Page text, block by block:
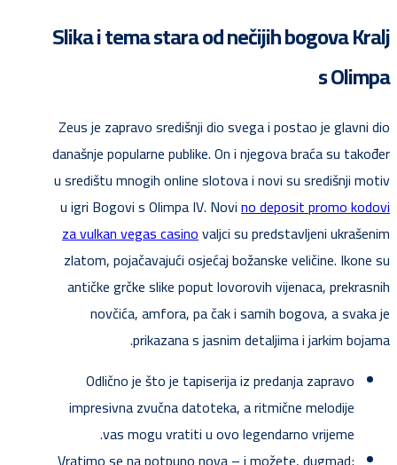
Slika i tema stara od nečijih bogova Kralj
s Olimpa
Zeus je zapravo središnji dio svega i postao je glavni dio
današnje popularne publike. On i njegova braća su također
u središtu mnogih online slotova i novi su središnji motiv
u igri Bogovi s Olimpa IV. Novino deposit promo kodovi
za vulkan vegas casinovaljci su predstavljeni ukrašenim
zlatom, pojačavajući osjećaj božanske veličine. Ikone su
antičke grčke slike poput lovorovih vijenaca, prekrasnih
novčića, amfora, pa čak i samih bogova, a svaka je
prikazana s jasnim detaljima i jarkim bojama.
Odlično je što je tapiserija iz predanja zapravo
impresivna zvučna datoteka, a ritmične melodije
vas mogu vratiti u ovo legendarno vrijeme.